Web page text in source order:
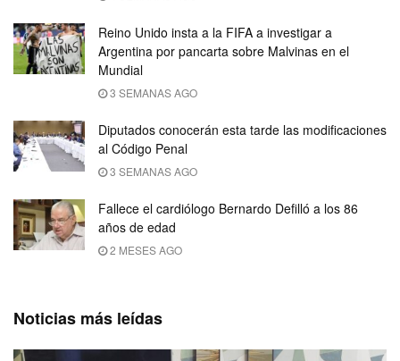
Reino Unido insta a la FIFA a investigar a
Argentina por pancarta sobre Malvinas en el
Mundial
3 SEMANAS AGO
Diputados conocerán esta tarde las modificaciones
al Código Penal
3 SEMANAS AGO
Fallece el cardiólogo Bernardo Defilló a los 86
años de edad
2 MESES AGO
Noticias más leídas